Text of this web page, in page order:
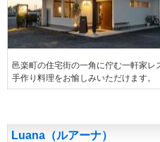
邑楽町の住宅街の一角に佇む一軒家
手作り料理をお愉しみいただけます。
Luana（ルアーナ）